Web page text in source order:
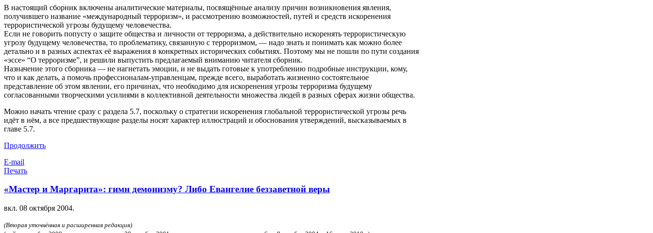
В настоящий сборник включены аналитические материалы, посвящённые анализу причин возникновения явления,
получившего название «международный терроризм», и рассмотрению возможностей, путей и средств искоренения
террористической угрозы будущему человечества.
Если не говорить попусту о защите общества и личности от терроризма, а действительно искоренять террористическую
угрозу будущему человечества, то проблематику, связанную с терроризмом, — надо знать и понимать как можно более
детально и в разных аспектах её выражения в конкретных исторических событиях. Поэтому мы не пошли по пути создания
«эссе» “О терроризме”, и решили выпустить предлагаемый вниманию читателя сборник.
Назначение этого сборника — не нагнетать эмоции, и не выдать готовые к употреблению подробные инструкции, кому,
что и как делать, а помочь профессионалам-управленцам, прежде всего, выработать жизненно состоятельное
представление об этом явлении, его причинах, что необходимо для искоренения угрозы терроризма будущему
согласованными творческими усилиями в коллективной деятельности множества людей в разных сферах жизни общества.
Можно начать чтение сразу с раздела 5.7, поскольку о стратегии искоренения глобальной террористической угрозы речь
идёт в нём, а все предшествующие разделы носят характер иллюстраций и обоснования утверждений, высказываемых в
главе 5.7.
Продолжить
E-mail
Печать
«Мастер и Маргарита»: гимн демонизму? Либо Евангелие беззаветной веры
вкл. 08 октября 2004.
(Вторая уточнённая и расширенная редакция)